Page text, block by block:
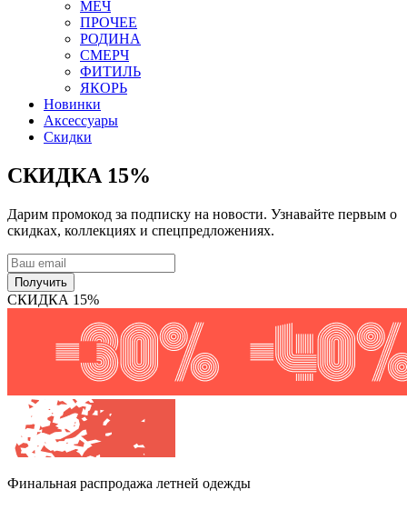
МЕЧ
ПРОЧЕЕ
РОДИНА
СМЕРЧ
ФИТИЛЬ
ЯКОРЬ
Новинки
Аксессуары
Скидки
СКИДКА 15%
Дарим промокод за подписку на новости. Узнавайте первым о
скидках, коллекциях и спецпредложениях.
Получить
СКИДКА 15%
Финальная распродажа летней одежды